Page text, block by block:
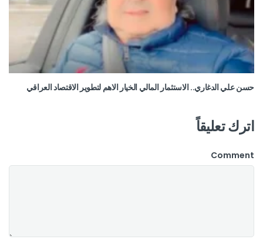
حسن علي الدغاري.. الاستثمار المالي الخيار الاهم لتطوير الاقتصاد العراقي
اترك تعليقاً
Comment